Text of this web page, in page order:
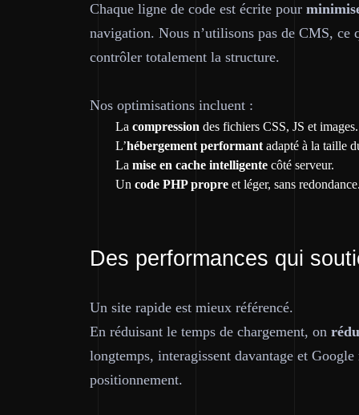
Chaque ligne de code est écrite pour
navigation. Nous n’utilisons pas de CMS,
contrôler totalement la structure.
Nos optimisations incluent :
La compression des fichiers CSS, JS et images.
L’hébergement performant adapté à la taille
La mise en cache intelligente côté serveur.
Un code PHP propre et léger, sans
Des performances qui
Un site rapide est mieux référencé.
En réduisant le temps de chargement, on
longtemps, interagissent davantage et
positionnement.